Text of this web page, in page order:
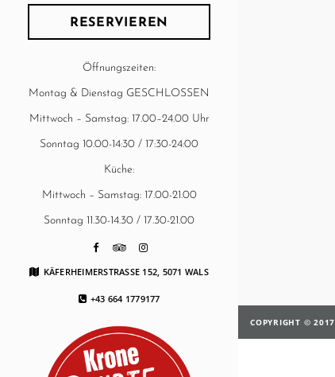
RESERVIEREN
Öffnungszeiten:
Montag & Dienstag GESCHLOSSEN
Mittwoch – Samstag: 17.00–24.00 Uhr
Sonntag 10.00-14:30 / 17:30-24:00
Küche:
Mittwoch – Samstag: 17.00-21.00
Sonntag 11.30-14.30 / 17.30-21.00
KÄFERHEIMERSTRASSE 152, 5071 WALS
+43 664 1779177
COPYRIGHT © 2017